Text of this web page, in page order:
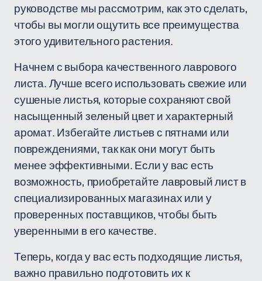
руководстве мы рассмотрим, как это сделать,
чтобы вы могли ощутить все преимущества
этого удивительного растения.
Начнем с выбора качественного лаврового
листа. Лучше всего использовать свежие или
сушеные листья, которые сохраняют свой
насыщенный зеленый цвет и характерный
аромат. Избегайте листьев с пятнами или
повреждениями, так как они могут быть
менее эффективными. Если у вас есть
возможность, приобретайте лавровый лист в
специализированных магазинах или у
проверенных поставщиков, чтобы быть
уверенными в его качестве.
Теперь, когда у вас есть подходящие листья,
важно правильно подготовить их к